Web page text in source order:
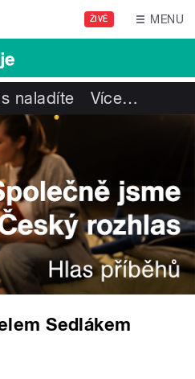
ŽIVĚ MENU
naladíte Více…
Sedlákem